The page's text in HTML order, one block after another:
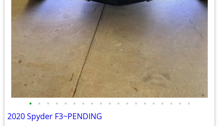
• • • • • • • • • • • • • • • • • • •
2020 Spyder F3~PENDING